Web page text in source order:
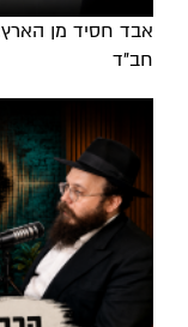
אבד חסיד מן
חב"ד